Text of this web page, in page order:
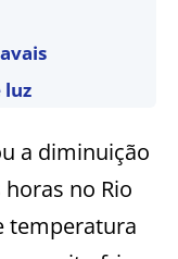
luz
a diminuição
no Rio
temperatura